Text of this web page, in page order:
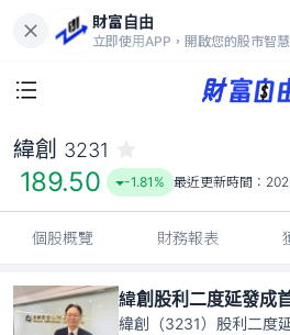
財富自由
立即使用APP，開啟您的股市智慧
189.50
-1.81%
緯創 3231
189.50 -1.81% 最近更新時間：
個股概覽 財務報表
緯創（3231）股利二度